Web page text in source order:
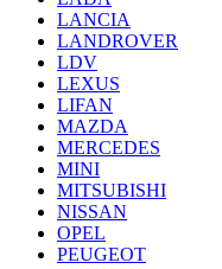
LANCIA
LANDROVER
LDV
LEXUS
LIFAN
MAZDA
MERCEDES
MINI
MITSUBISHI
NISSAN
OPEL
PEUGEOT